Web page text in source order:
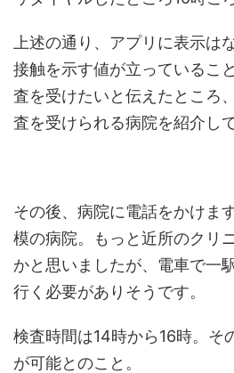
上述の通り、アプリに表示は
接触を示す値が立っているこ
査を受けたいと伝えたところ
査を受けられる病院を紹介し
その後、病院に電話をかけま
模の病院。もっと近所のクリ
かと思いましたが、電車で一
行く必要がありそうです。
検査時間は14時から16時。そ
が可能とのこと。